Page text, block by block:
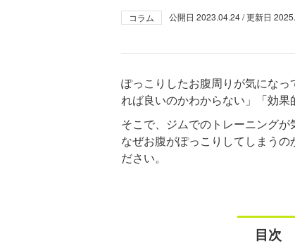
コラム 公開日 2023.04.24/ 更新日
ぽっこりしたお腹周りが気にな
れば良いのかわからない」「効果
そこで、ジムでのトレーニング
なぜお腹がぽっこりしてしまう
ださい。
目次